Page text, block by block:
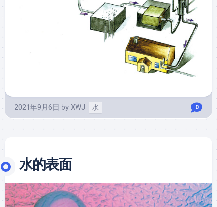
2021年9月6日 by XWJ 水 0
水的表面